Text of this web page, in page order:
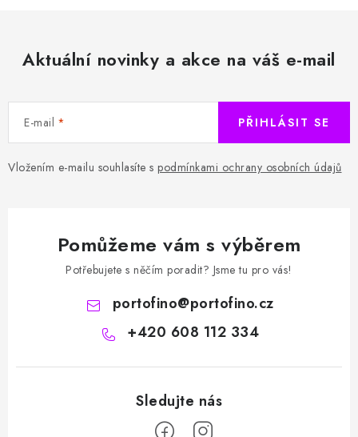
Aktuální novinky a akce na váš e-mail
E-mail
Vložením e-mailu souhlasíte s podmínkami ochrany osobních údajů
PŘIHLÁSIT SE
Pomůžeme vám s výběrem
Potřebujete s něčím poradit? Jsme tu pro vás!
portofino@portofino.cz
+420 608 112 334